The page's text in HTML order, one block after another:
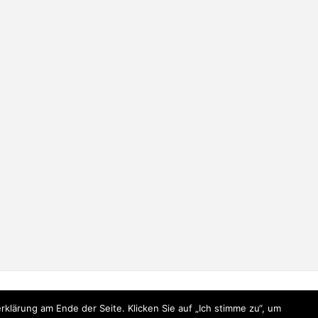
am Ende der Seite. Klicken Sie auf „Ich stimme zu“, um